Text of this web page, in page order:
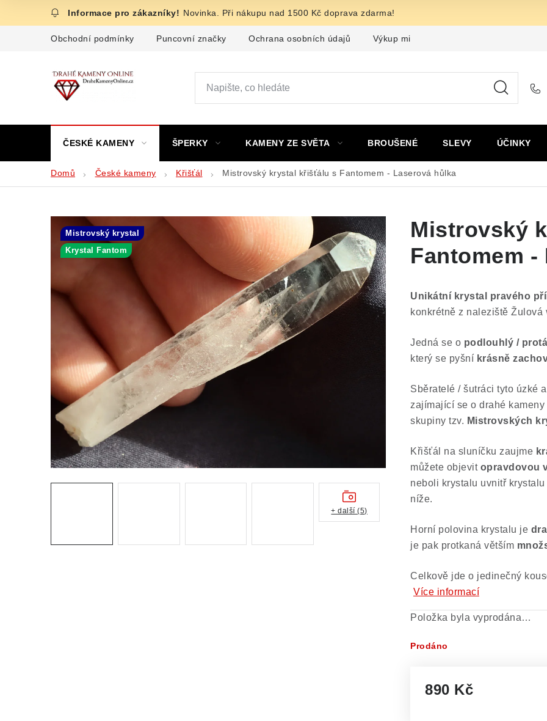
Novinka. Při nákupu nad 1500 Kč doprava zdarma!
Obchodní podmínky Puncovní značky Ochrana osobních údajů Výkup minerálů a drahých kamenů
ČESKÉ KAMENY ŠPERKY KAMENY ZE SVĚTA BROUŠENÉ SLEVY ÚČINKY
Domů České kameny Křišťál Mistrovský krystal křišťálu s Fantomem - Laserová hůlka
Mistrovský
Fantomem
Unikátní krystal pravého
konkrétně z naleziště Žulová
Jedná se o podlouhlý /
který se pyšní krásně
Sběratelé / šutráci tyto úzké
zajímající se o drahé
skupiny tzv. Mistrovských
Křišťál na sluníčku zaujme
můžete objevit opravdovou
neboli krystalu uvnitř
níže.
Horní polovina krystalu je
je pak protkaná větším
Celkově jde o jedinečný
Více informací
Položka byla vyprodána…
Prodáno
890 Kč
Mistrovský krystal
Krystal Fantom
+ další (5)